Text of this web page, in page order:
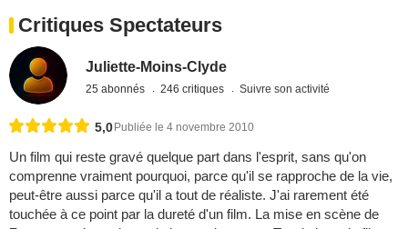
Critiques Spectateurs
Juliette-Moins-Clyde
25 abonnés 246 critiques Suivre son activité
5,0 Publiée le 4 novembre 2010
Un film qui reste gravé quelque part dans l'esprit, sans qu'on
comprenne vraiment pourquoi, parce qu'il se rapproche de la vie,
peut-être aussi parce qu'il a tout de réaliste. J'ai rarement été
touchée à ce point par la dureté d'un film. La mise en scène de